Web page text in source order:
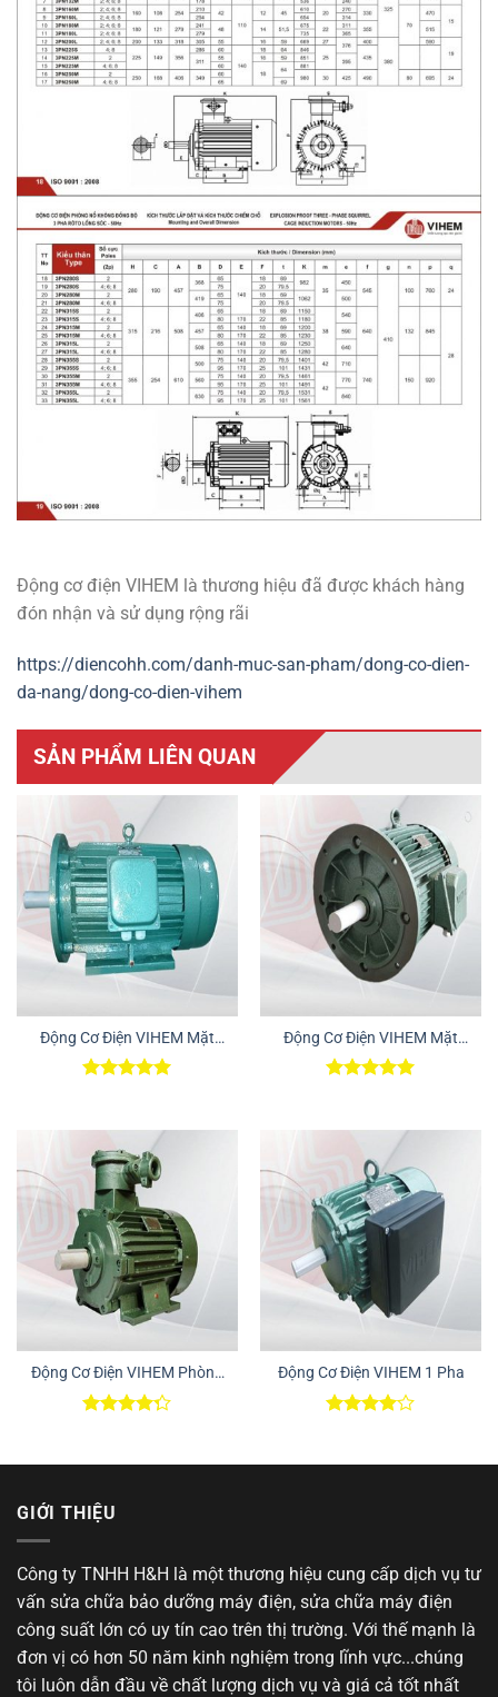
Động cơ điện VIHEM là thương hiệu đã được khách hàng
đón nhận và sử dụng rộng rãi
https://diencohh.com/danh-muc-san-pham/dong-co-dien-
da-nang/dong-co-dien-vihem
SẢN PHẨM LIÊN QUAN
Động Cơ Điện VIHEM Mặt
Bích – Chân Đế
5 sao
Động Cơ Điện VIHEM Mặt
Bích
5 sao
Động Cơ Điện VIHEM Phòng
Nổ
5 sao
Động Cơ Điện VIHEM 1 Pha
4.005
GIỚI THIỆU
Công ty TNHH H&H là một thương hiệu cung cấp dịch vụ tư
vấn sửa chữa bảo dưỡng máy điện, sửa chữa máy điện
công suất lớn có uy tín cao trên thị trường. Với thế mạnh là
đơn vị có hơn 50 năm kinh nghiệm trong lĩnh vực...chúng
tôi luôn dẫn đầu về chất lượng dịch vụ và giá cả tốt nhất